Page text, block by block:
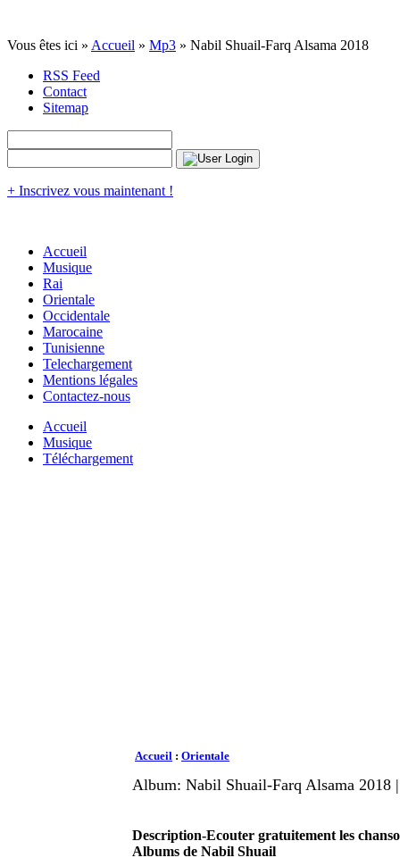
Vous êtes ici » Accueil » Mp3 » Nabil Shuail-Farq Alsama 2018
RSS Feed
Contact
Sitemap
+ Inscrivez vous maintenant !
Accueil
Musique
Rai
Orientale
Occidentale
Marocaine
Tunisienne
Telechargement
Mentions légales
Contactez-nous
Accueil
Musique
Téléchargement
Accueil : Orientale
Album: Nabil Shuail-Farq Alsama 2018
Description-Ecouter gratuitement les
Albums de Nabil Shuail